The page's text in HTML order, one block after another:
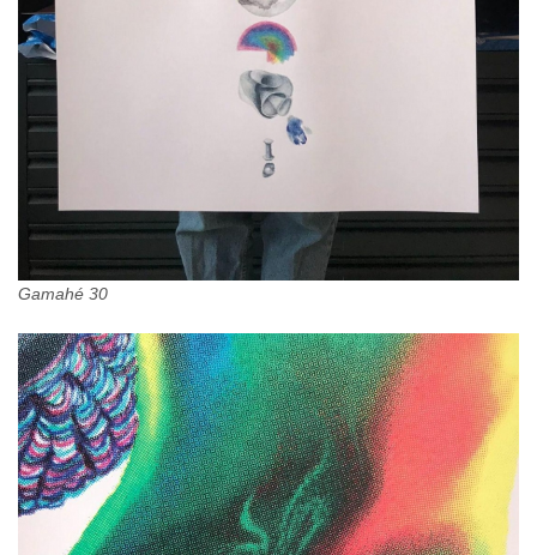
Gamahé 30